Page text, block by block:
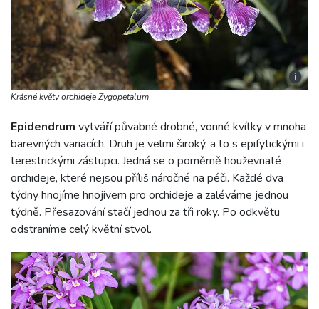
i
Krásné květy orchideje Zygopetalum
Epidendrum vytváří půvabné drobné, vonné kvítky v mnoha
barevných variacích. Druh je velmi široký, a to s epifytickými i
terestrickými zástupci. Jedná se o poměrně houževnaté
orchideje, které nejsou příliš náročné na péči. Každé dva
týdny hnojíme hnojivem pro orchideje a zaléváme jednou
týdně. Přesazování stačí jednou za tři roky. Po odkvětu
odstraníme celý květní stvol.